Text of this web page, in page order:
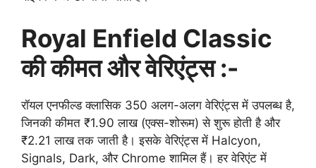
Royal Enfield Classic
की कीमत और वेरिएंट्स :-
रॉयल एनफील्ड क्लासिक 350 अलग-अलग वेरिएंट्स में उपलब्ध है,
जिनकी कीमत ₹1.90 लाख (एक्स-शोरूम) से शुरू होती है और
₹2.21 लाख तक जाती है। इसके वेरिएंट्स में Halcyon,
Signals, Dark, और Chrome शामिल हैं। हर वेरिएंट में